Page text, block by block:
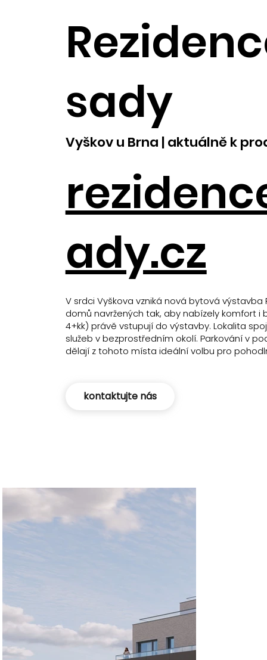
sady
Vyškov u Brna | aktuálně k
V srdci Vyškova vzniká nová bytová
domů navržených tak, aby nabízely komfort i
4+kk) právě vstupují do výstavby. Lokalita
služeb v bezprostředním okolí. Parkování v
dělají z tohoto místa ideální volbu pro
kontaktujte nás
ady.cz